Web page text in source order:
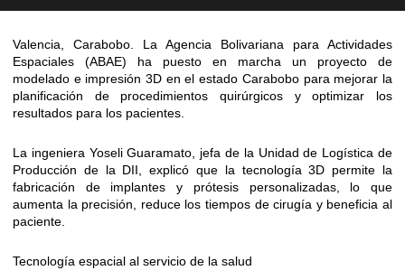
Valencia, Carabobo. La Agencia Bolivariana para Actividades
Espaciales (ABAE) ha puesto en marcha un proyecto de
modelado e impresión 3D en el estado Carabobo para mejorar la
planificación de procedimientos quirúrgicos y optimizar los
resultados para los pacientes.
La ingeniera Yoseli Guaramato, jefa de la Unidad de Logística de
Producción de la DII, explicó que la tecnología 3D permite la
fabricación de implantes y prótesis personalizadas, lo que
aumenta la precisión, reduce los tiempos de cirugía y beneficia al
paciente.
Tecnología espacial al servicio de la salud